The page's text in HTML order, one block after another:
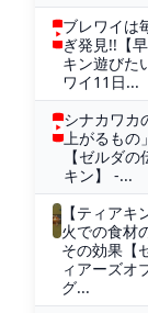
ブレワイは
ぎ発見!!【
キン遊びた
ワイ11日...
シナカワカ
上がるもの
【ゼルダ
キン】 -...
【ティアキ
火での食材
その効果【
ィアーズオ
グ...